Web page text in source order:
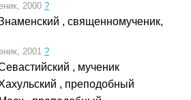
2000 ?
, священномученик,
2001 ?
, мученик
, преподобный